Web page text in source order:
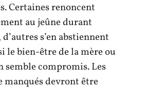
Certaines renoncent
au jeûne durant
s’en abstiennent
le bien-être de la mère ou
semble compromis. Les
manqués devront être